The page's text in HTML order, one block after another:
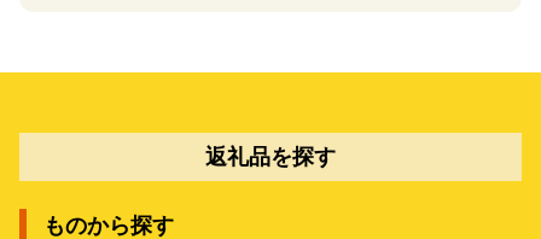
返礼品を探す
ものから探す